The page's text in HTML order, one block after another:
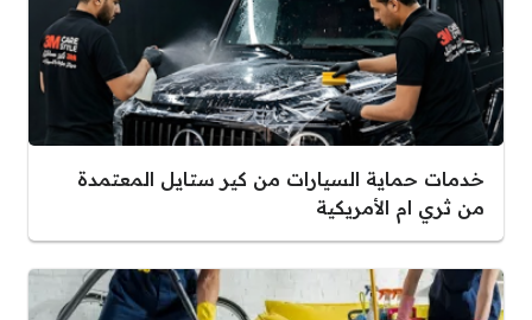
خدمات حماية السيارات من كير ستايل المعتمدة
من ثري ام الأمريكية